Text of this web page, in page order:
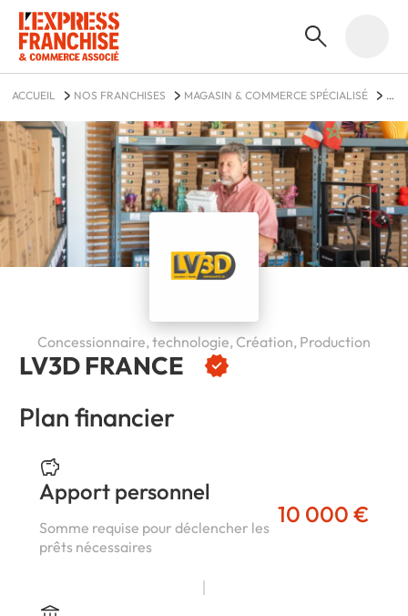
ACCUEIL NOS FRANCHISES
MAGASIN & COMMERCE SPÉCIALISÉ
LV3D FRANCE
Concessionnaire, technologie, Création, Production
Plan financier
Apport personnel
Somme requise pour déclencher les
prêts nécessaires
10 000 €